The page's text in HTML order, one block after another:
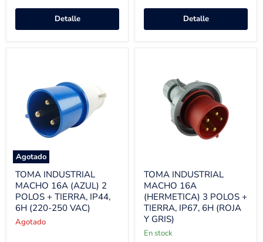
Detalle Detalle
Agotado
TOMA INDUSTRIAL
MACHO 16A (AZUL) 2
POLOS + TIERRA, IP44,
6H (220-250 VAC)
Agotado
TOMA INDUSTRIAL
MACHO 16A
(HERMETICA) 3 POLOS +
TIERRA, IP67, 6H (ROJA
Y GRIS)
En stock